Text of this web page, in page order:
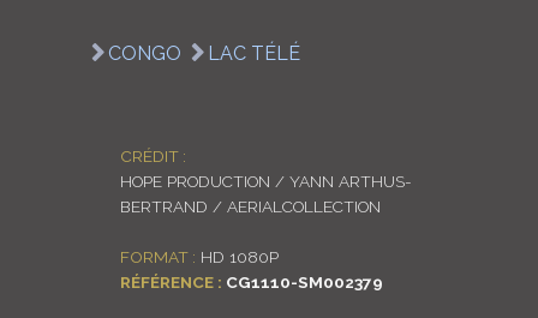
CONGO LAC TÉLÉ
CRÉDIT :
HOPE PRODUCTION / YANN ARTHUS-
BERTRAND / AERIALCOLLECTION
FORMAT : HD 1080P
RÉFÉRENCE : CG1110-SM002379